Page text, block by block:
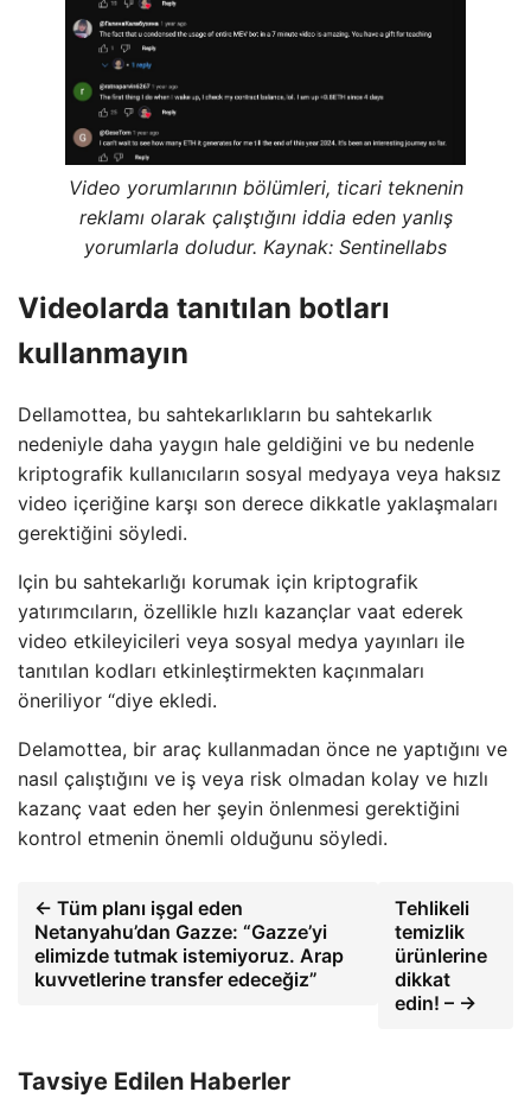
Video yorumlarının bölümleri, ticari teknenin
reklamı olarak çalıştığını iddia eden yanlış
yorumlarla doludur. Kaynak: Sentinellabs
Videolarda tanıtılan botları
kullanmayın
Dellamottea, bu sahtekarlıkların bu sahtekarlık
nedeniyle daha yaygın hale geldiğini ve bu nedenle
kriptografik kullanıcıların sosyal medyaya veya haksız
video içeriğine karşı son derece dikkatle yaklaşmaları
gerektiğini söyledi.
Için bu sahtekarlığı korumak için kriptografik
yatırımcıların, özellikle hızlı kazançlar vaat ederek
video etkileyicileri veya sosyal medya yayınları ile
tanıtılan kodları etkinleştirmekten kaçınmaları
öneriliyor “diye ekledi.
Delamottea, bir araç kullanmadan önce ne yaptığını ve
nasıl çalıştığını ve iş veya risk olmadan kolay ve hızlı
kazanç vaat eden her şeyin önlenmesi gerektiğini
kontrol etmenin önemli olduğunu söyledi.
← Tüm planı işgal eden
Netanyahu’dan Gazze: “Gazze’yi
elimizde tutmak istemiyoruz. Arap
kuvvetlerine transfer edeceğiz”
Tehlikeli
temizlik
ürünlerine
dikkat
edin! – →
Tavsiye Edilen Haberler